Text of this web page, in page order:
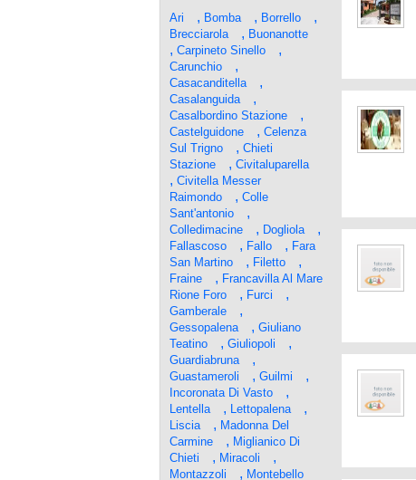
Ari , Bomba , Borrello ,
Brecciarola , Buonanotte
, Carpineto Sinello ,
Carunchio ,
Casacanditella ,
Casalanguida ,
Casalbordino Stazione ,
Castelguidone , Celenza
Sul Trigno
, Chieti
Stazione
, Civitaluparella
, Civitella Messer
Raimondo
, Colle
Sant'antonio
,
Colledimacine , Dogliola ,
Fallascoso , Fallo , Fara
San Martino
, Filetto ,
Fraine , Francavilla Al Mare
Rione Foro
, Furci ,
Gamberale ,
Gessopalena , Giuliano
Teatino
, Giuliopoli ,
Guardiabruna ,
Guastameroli , Guilmi ,
Incoronata Di Vasto ,
Lentella , Lettopalena ,
Liscia , Madonna Del
Carmine
, Miglianico Di
Chieti
, Miracoli ,
Montazzoli , Montebello